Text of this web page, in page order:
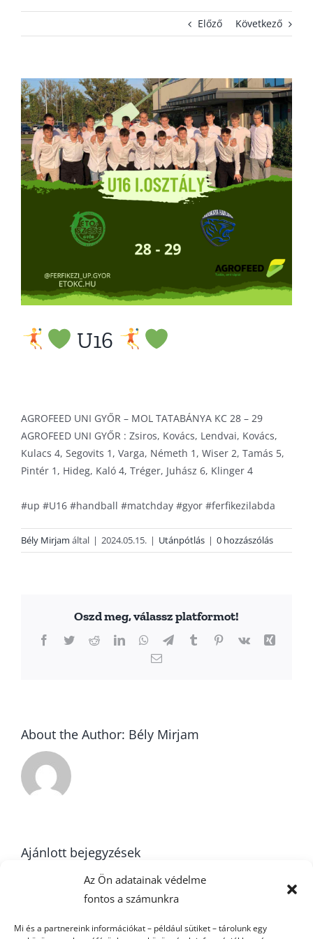
Az Ön adatainak védelme
fontos a számunkra
Mi és a partnereink információkat – például sütiket – tárolunk egy
KAPCSOLAT
Előző Következő
View
Larger
Image
U16
AGROFEED UNI GYŐR – MOL TATABÁNYA KC 28 – 29
AGROFEED UNI GYŐR : Zsiros, Kovács, Lendvai, Kovács,
Kulacs 4, Segovits 1, Varga, Németh 1, Wiser 2, Tamás 5,
Pintér 1, Hideg, Kaló 4, Tréger, Juhász 6, Klinger 4
#up #U16 #handball #matchday #gyor #ferfikezilabda
Bély Mirjam által | 2024.05.15. | Utánpótlás | 0 hozzászólás
Oszd meg, válassz platformot!
Facebook
TwitterRedditLinkedInWhatsApp
TelegramTumblrPinterest
Vk
Xing
Email:
About the Author: Bély Mirjam
Ajánlott bejegyzések
22. forduló –